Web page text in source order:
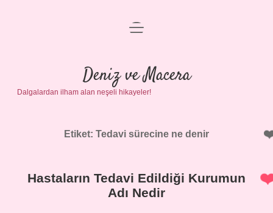
Anasayfa
Gizlilik Politikası
Yasal Uyarı
menüyü
Deniz ve Macera
Dalgalardan ilham alan neşeli hikayeler!
Etiket: Tedavi sürecine ne denir
Hastaların Tedavi Edildiği Kurumun
Adı Nedir